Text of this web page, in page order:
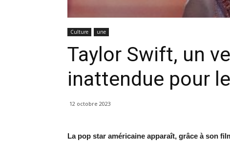
Culture une
Taylor Swift, un
inattendue pour
12 octobre 2023
La pop star américaine apparaît, grâce à son